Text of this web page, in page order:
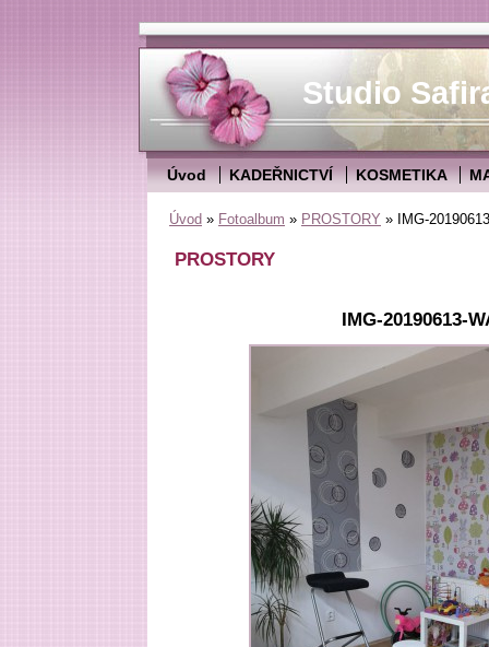
Studio
Úvod KADEŘNICTVÍ KOSMETIKA
Úvod » Fotoalbum » PROSTORY » IMG-
PROSTORY
IMG-20190613-